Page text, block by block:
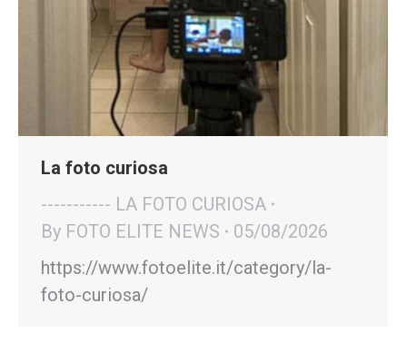
La foto curiosa
----------- LA FOTO CURIOSA
By FOTO ELITE NEWS
05/08/2026
https://www.fotoelite.it/category/la-
foto-curiosa/